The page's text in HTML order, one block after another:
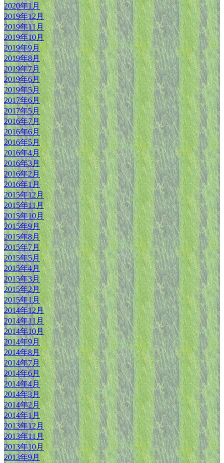
2020年1月
2019年12月
2019年11月
2019年10月
2019年9月
2019年8月
2019年7月
2019年6月
2019年5月
2017年6月
2017年5月
2016年7月
2016年6月
2016年5月
2016年4月
2016年3月
2016年2月
2016年1月
2015年12月
2015年11月
2015年10月
2015年9月
2015年8月
2015年7月
2015年5月
2015年4月
2015年3月
2015年2月
2015年1月
2014年12月
2014年11月
2014年10月
2014年9月
2014年8月
2014年7月
2014年6月
2014年4月
2014年3月
2014年2月
2014年1月
2013年12月
2013年11月
2013年10月
2013年9月